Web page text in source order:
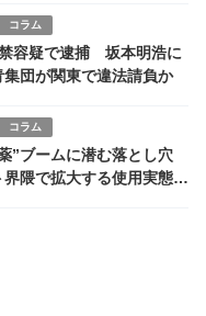
コラム
容疑で逮捕 坂本明浩に
団が関東で違法請負か
コラム
”ブームに潜む落とし穴
隈で拡大する使用実態と